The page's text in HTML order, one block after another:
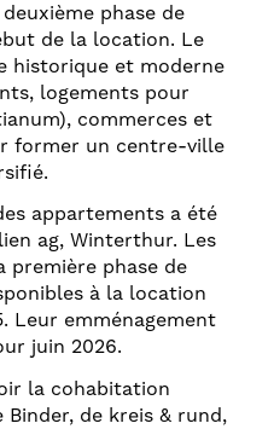
phase de
de la location. Le
historique et moderne
logements pour
commerces et
former un centre-ville
appartements a été
ag, Winterthur. Les
première phase de
à la location
Leur emménagement
juin 2026.
la cohabitation
de kreis & rund,